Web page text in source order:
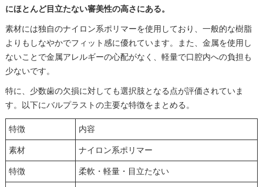
にほとんど目立たない審美性の高さにある。
素材には独自のナイロン系ポリマーを使用しており、一般的な樹脂
よりもしなやかでフィット感に優れています。また、金属を使用し
ないことで金属アレルギーの心配がなく、軽量で口腔内への負担も
少ないです。
特に、少数歯の欠損に対しても選択肢となる点が評価されていま
す。以下にバルプラストの主要な特徴をまとめる。
特徴 内容
素材 ナイロン系ポリマー
特徴 柔軟・軽量・目立たない